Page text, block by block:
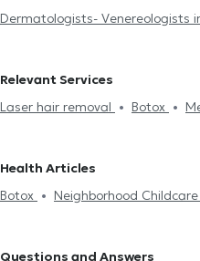
Dermatologists- Venereologists
Dermatologists- Venereologists in
Venereologists in PEREA
Relevant Services
Laser hair removal
Botox
Dermatitis
Actinic Keratosis
Πιστοποιητικά υγείας για
Health Articles
Botox
Neighborhood
Questions and Answers